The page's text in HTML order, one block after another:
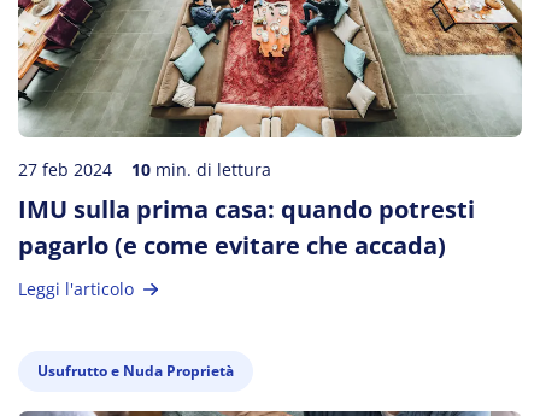
27 feb 2024 10 min. di lettura
IMU sulla prima casa: quando potresti
pagarlo (e come evitare che accada)
Leggi l'articolo
Usufrutto e Nuda Proprietà